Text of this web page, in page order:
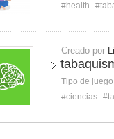
#health
Creado por
Tipo de
#ciencias